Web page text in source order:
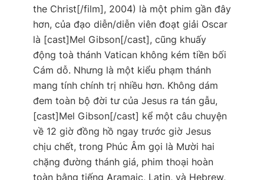
the Christ[/film], 2004) là một phim gần đây
hơn, của đạo diễn/diễn viên đoạt giải Oscar
là [cast]Mel Gibson[/cast], cũng khuấy
động toà thánh Vatican không kém tiền bối
Cám dỗ. Nhưng là một kiểu phạm thánh
mang tính chính trị nhiều hơn. Không dám
đem toàn bộ đời tư của Jesus ra tán gẫu,
[cast]Mel Gibson[/cast] kể một câu chuyện
về 12 giờ đồng hồ ngay trước giờ Jesus
chịu chết, trong Phúc Âm gọi là Mười hai
chặng đường thánh giá, phim thoại hoàn
toàn bằng tiếng Aramaic, Latin, và Hebrew,